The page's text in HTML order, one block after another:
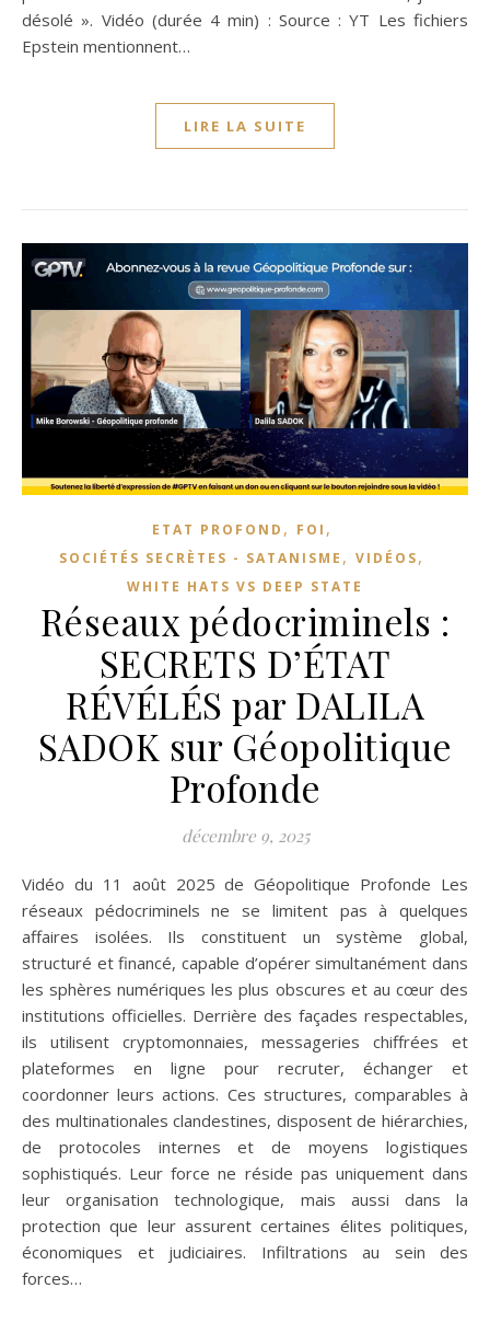
désolé ». Vidéo (durée 4 min) : Source : YT Les fichiers
Epstein mentionnent…
LIRE LA SUITE
ETAT PROFOND , FOI ,
SOCIÉTÉS SECRÈTES - SATANISME , VIDÉOS,
WHITE HATS VS DEEP STATE
Réseaux pédocriminels :
SECRETS D’ÉTAT
RÉVÉLÉS par DALILA
SADOK sur Géopolitique
Profonde
décembre 9, 2025
Vidéo du 11 août 2025 de Géopolitique Profonde Les
réseaux pédocriminels ne se limitent pas à quelques
affaires isolées. Ils constituent un système global,
structuré et financé, capable d’opérer simultanément dans
les sphères numériques les plus obscures et au cœur des
institutions officielles. Derrière des façades respectables,
ils utilisent cryptomonnaies, messageries chiffrées et
plateformes en ligne pour recruter, échanger et
coordonner leurs actions. Ces structures, comparables à
des multinationales clandestines, disposent de hiérarchies,
de protocoles internes et de moyens logistiques
sophistiqués. Leur force ne réside pas uniquement dans
leur organisation technologique, mais aussi dans la
protection que leur assurent certaines élites politiques,
économiques et judiciaires. Infiltrations au sein des
forces…